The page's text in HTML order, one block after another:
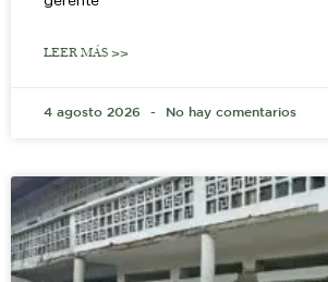
LEER MÁS >>
4 agosto 2026 No hay comentarios